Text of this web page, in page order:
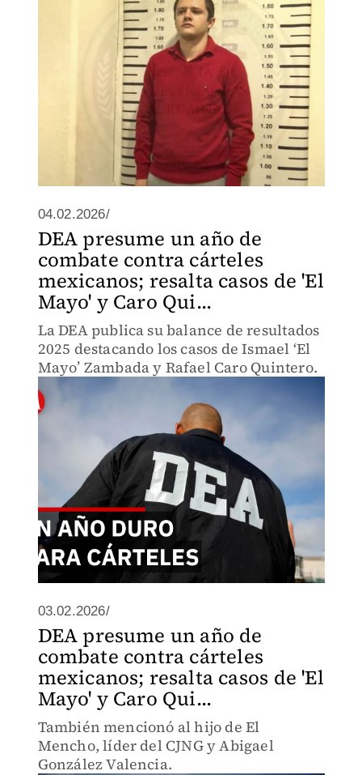
04.02.2026/
DEA presume un año de
combate contra cárteles
mexicanos; resalta casos de 'El
Mayo' y Caro Qui...
La DEA publica su balance de resultados
2025 destacando los casos de Ismael ‘El
Mayo’ Zambada y Rafael Caro Quintero.
03.02.2026/
DEA presume un año de
combate contra cárteles
mexicanos; resalta casos de 'El
Mayo' y Caro Qui...
También mencionó al hijo de El
Mencho, líder del CJNG y Abigael
González Valencia.